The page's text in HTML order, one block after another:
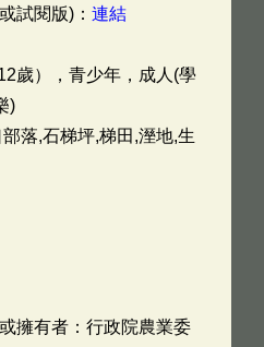
試閱版)： 連結
歲），青少年，成人(學
)
落,石梯坪,梯田,溼地,生
擁有者：行政院農業委